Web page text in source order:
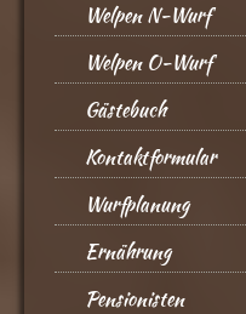
Welpen N-Wurf
Welpen O-Wurf
Gästebuch
Kontaktformular
Wurfplanung
Ernährung
Pensionisten